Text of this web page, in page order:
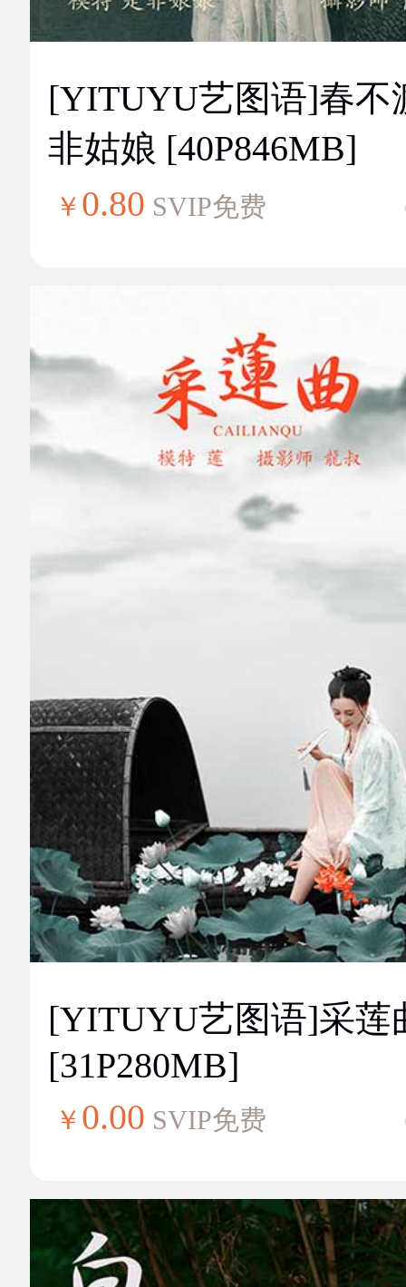
[YITUYU艺图语]春不
非姑娘 [40P846MB]
￥ 0.80 SVIP免费
[YITUYU艺图语]采莲
[31P280MB]
￥ 0.00 SVIP免费